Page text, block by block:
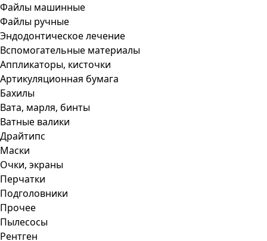
Файлы машинные
Файлы ручные
Эндодонтическое лечение
Вспомогательные материалы
Аппликаторы, кисточки
Артикуляционная бумага
Бахилы
Вата, марля, бинты
Ватные валики
Драйтипс
Маски
Очки, экраны
Перчатки
Подголовники
Прочее
Пылесосы
Рентген